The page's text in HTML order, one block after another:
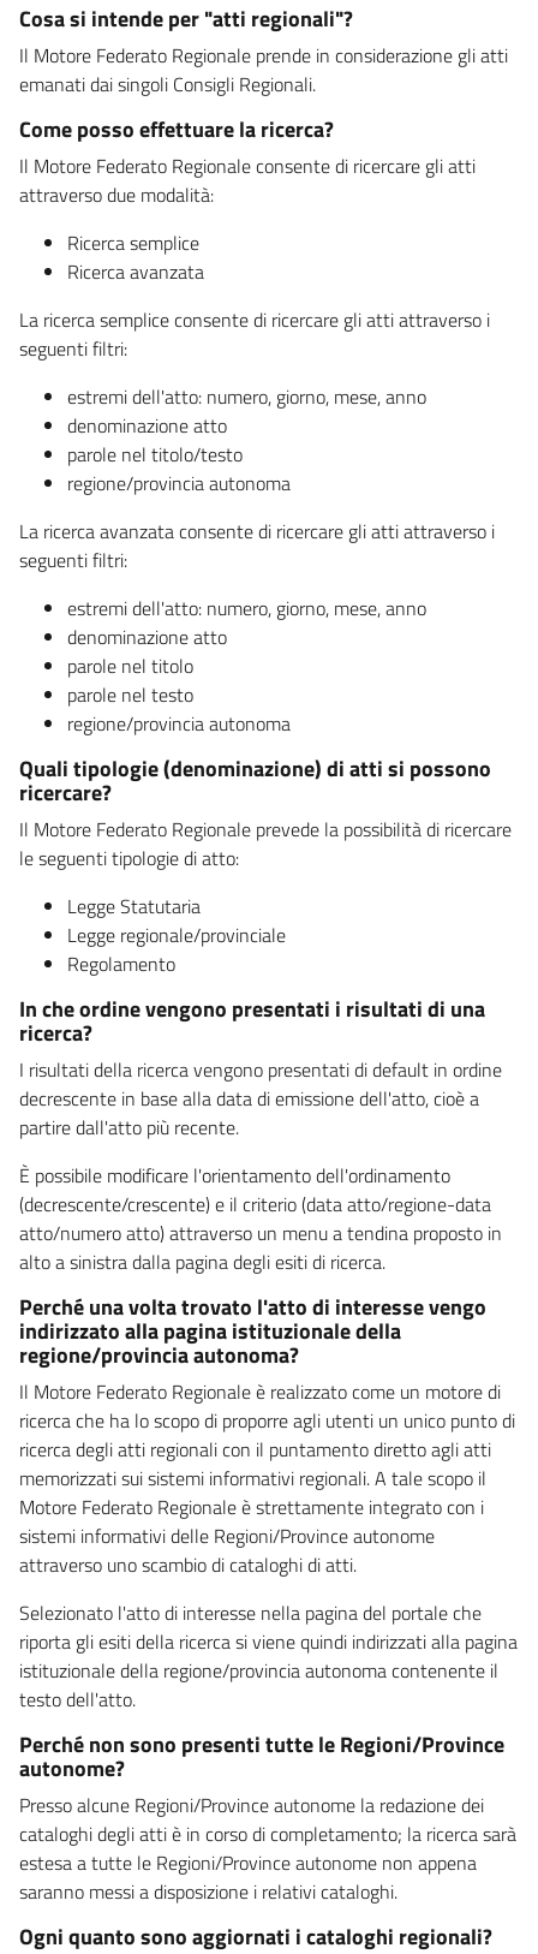
Cosa si intende per "atti regionali"?
Il Motore Federato Regionale prende in considerazione gli atti
emanati dai singoli Consigli Regionali.
Come posso effettuare la ricerca?
Il Motore Federato Regionale consente di ricercare gli atti
attraverso due modalità:
Ricerca semplice
Ricerca avanzata
La ricerca semplice consente di ricercare gli atti attraverso i
seguenti filtri:
estremi dell'atto: numero, giorno, mese, anno
denominazione atto
parole nel titolo/testo
regione/provincia autonoma
La ricerca avanzata consente di ricercare gli atti attraverso i
seguenti filtri:
estremi dell'atto: numero, giorno, mese, anno
denominazione atto
parole nel titolo
parole nel testo
regione/provincia autonoma
Quali tipologie (denominazione) di atti si possono
ricercare?
Il Motore Federato Regionale prevede la possibilità di ricercare
le seguenti tipologie di atto:
Legge Statutaria
Legge regionale/provinciale
Regolamento
In che ordine vengono presentati i risultati di una
ricerca?
I risultati della ricerca vengono presentati di default in ordine
decrescente in base alla data di emissione dell'atto, cioè a
partire dall'atto più recente.
È possibile modificare l'orientamento dell'ordinamento
(decrescente/crescente) e il criterio (data atto/regione-data
atto/numero atto) attraverso un menu a tendina proposto in
alto a sinistra dalla pagina degli esiti di ricerca.
Perché una volta trovato l'atto di interesse vengo
indirizzato alla pagina istituzionale della
regione/provincia autonoma?
Il Motore Federato Regionale è realizzato come un motore di
ricerca che ha lo scopo di proporre agli utenti un unico punto di
ricerca degli atti regionali con il puntamento diretto agli atti
memorizzati sui sistemi informativi regionali. A tale scopo il
Motore Federato Regionale è strettamente integrato con i
sistemi informativi delle Regioni/Province autonome
attraverso uno scambio di cataloghi di atti.
Selezionato l'atto di interesse nella pagina del portale che
riporta gli esiti della ricerca si viene quindi indirizzati alla pagina
istituzionale della regione/provincia autonoma contenente il
testo dell'atto.
Perché non sono presenti tutte le Regioni/Province
autonome?
Presso alcune Regioni/Province autonome la redazione dei
cataloghi degli atti è in corso di completamento; la ricerca sarà
estesa a tutte le Regioni/Province autonome non appena
saranno messi a disposizione i relativi cataloghi.
Ogni quanto sono aggiornati i cataloghi regionali?